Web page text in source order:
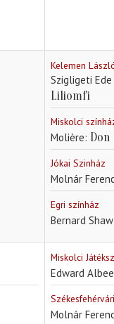
Kelemen
Szigligeti
Liliomfi
Miskolci
Molière
Jókai Szinház
Molnár Ferenc
Egri színház
Bernard Shaw
Miskolci
Edward Albee
Molnár Ferenc